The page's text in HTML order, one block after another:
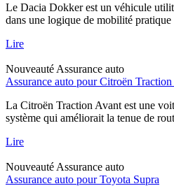
Le Dacia Dokker est un véhicule
dans une logique de mobilité pratique
Lire
Nouveauté Assurance auto
Assurance auto pour Citroën
La Citroën Traction Avant est une
système qui améliorait la tenue de
Lire
Nouveauté Assurance auto
Assurance auto pour Toyota Supra